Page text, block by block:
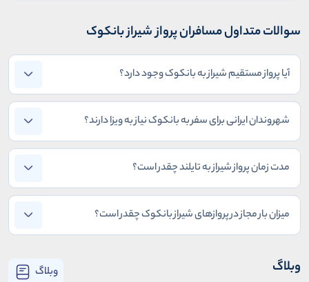
سوالات متداول مسافران پرواز شیراز بانکوک
آیا پرواز مستقیم شیراز به بانکوک وجود دارد؟
شهروندان ایرانی برای سفر به بانکوک نیاز به ویزا دارند؟
مدت زمان پرواز شیراز به تایلند چقدر است؟
میزان بار مجاز در پروازهای شیراز بانکوک چقدر است؟
وبلاگ وبلاگ